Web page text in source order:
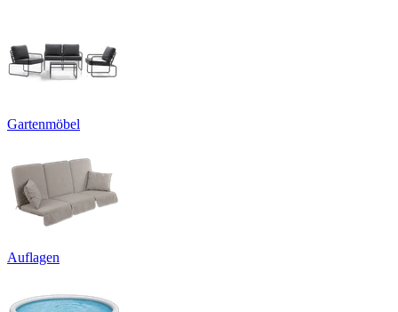
Gartenmöbel
Auflagen